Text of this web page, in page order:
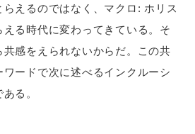
えるのではなく、マクロ: ホリス
る時代に変わってきている。そ
共感をえられないからだ。この共
ードで次に述べるインクルーシ
る。